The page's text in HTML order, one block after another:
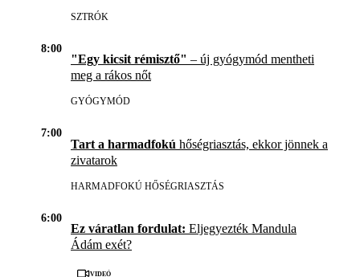
SZTRÓK
8:00
"Egy kicsit rémisztő" – új gyógymód mentheti
meg a rákos nőt
GYÓGYMÓD
7:00
Tart a harmadfokú hőségriasztás, ekkor jönnek a
zivatarok
HARMADFOKÚ HŐSÉGRIASZTÁS
6:00
Ez váratlan fordulat: Eljegyezték Mandula
Ádám exét?
Videó